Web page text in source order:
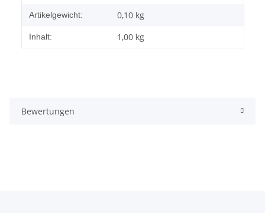
Artikelgewicht: 0,10 kg
Inhalt: 1,00 kg
Bewertungen